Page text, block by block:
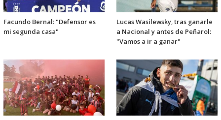
Facundo Bernal: "Defensor es
mi segunda casa"
Lucas Wasilewsky, tras ganarle
a Nacional y antes de Peñarol:
"Vamos a ir a ganar"